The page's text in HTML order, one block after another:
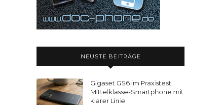
NEUSTE BEITRÄGE
Gigaset GS6 im Praxistest:
Mittelklasse-Smartphone mit
klarer Linie